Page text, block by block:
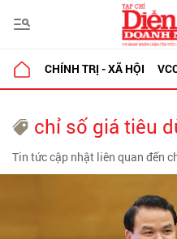
CHÍNH TRỊ - XÃ HỘI
chỉ số giá tiêu
Tin tức cập nhật liên quan đến